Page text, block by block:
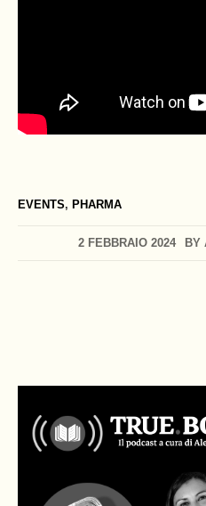
EVENTS, PHARMA
2 FEBBRAIO 2024 BY